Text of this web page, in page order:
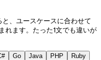
、ユースケースに合わせて
れます。たった1文でも違いが
Go Java PHP Ruby